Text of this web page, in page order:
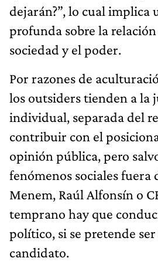
dejarán?”, lo cual implica
profunda sobre la
sociedad y el poder.
Por razones de
los outsiders tienden a la
individual, separada del
contribuir con el
opinión pública, pero
fenómenos sociales fuera
Menem, Raúl Alfonsín o
temprano hay que
político, si se pretende
candidato.